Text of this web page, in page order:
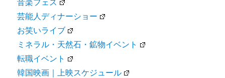
音楽フェス
芸能人ディナーショー
お笑いライブ
ミネラル・天然石・鉱物イベント
転職イベント
韓国映画｜上映スケジュール